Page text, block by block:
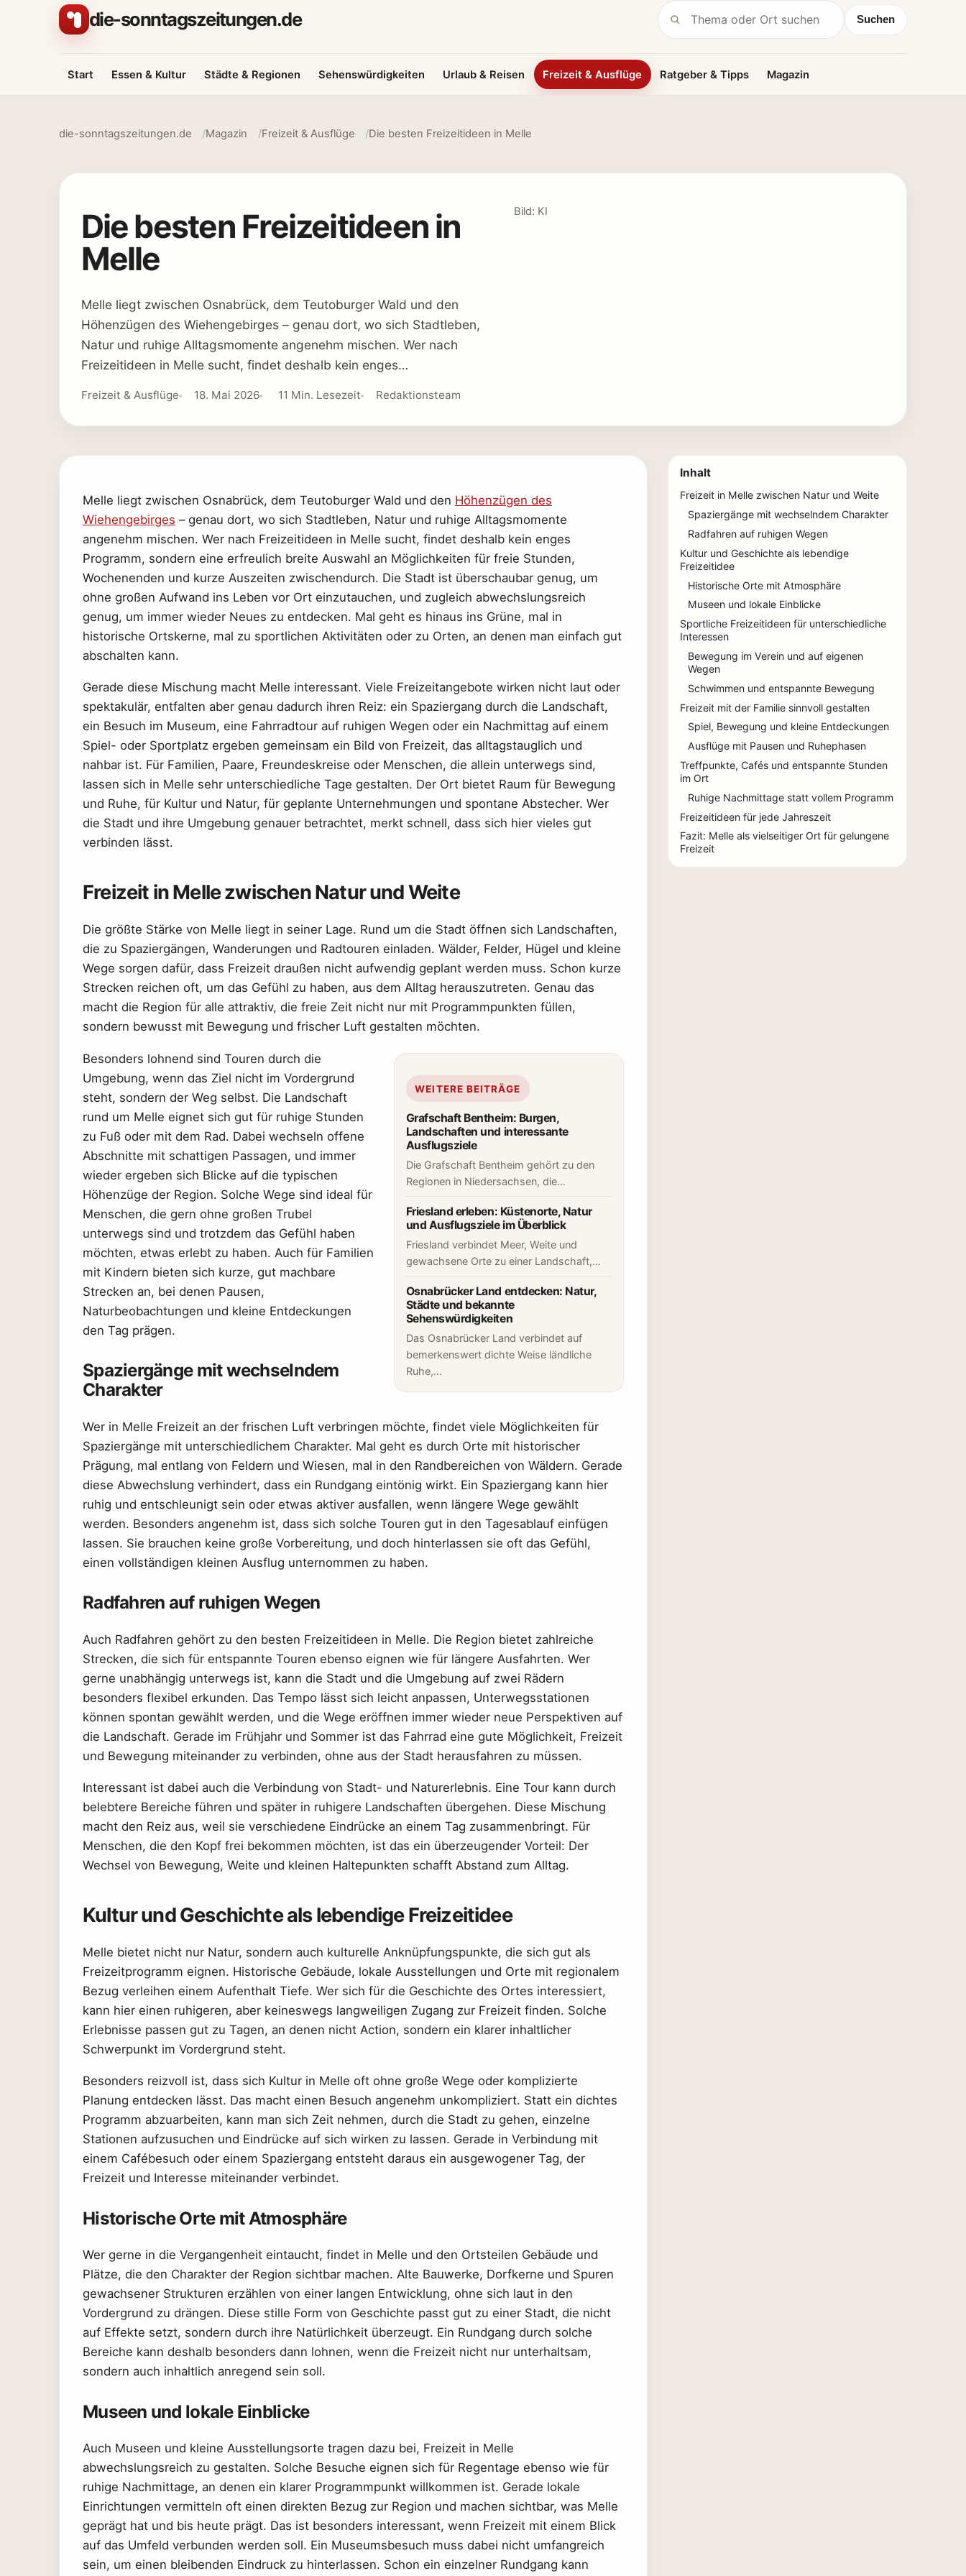
Zum Inhalt springendie-sonntagszeitungen.de Suche nach:
Suchen
Start Essen & Kultur Städte & Regionen Sehenswürdigkeiten Urlaub & Reisen Freizeit & Ausflüge Ratgeber & Tipps Magazin
die-sonntagszeitungen.de Magazin Freizeit & Ausflüge Die besten Freizeitideen in Melle
Die besten Freizeitideen in
Melle
Melle liegt zwischen Osnabrück, dem Teutoburger Wald und den
Höhenzügen des Wiehengebirges – genau dort, wo sich Stadtleben,
Natur und ruhige Alltagsmomente angenehm mischen. Wer nach
Freizeitideen in Melle sucht, findet deshalb kein enges…
Freizeit & Ausflüge 18. Mai 2026 11 Min. Lesezeit Redaktionsteam
Bild: KI
Melle liegt zwischen Osnabrück, dem Teutoburger Wald und den Höhenzügen des
Wiehengebirges – genau dort, wo sich Stadtleben, Natur und ruhige Alltagsmomente
angenehm mischen. Wer nach Freizeitideen in Melle sucht, findet deshalb kein enges
Programm, sondern eine erfreulich breite Auswahl an Möglichkeiten für freie Stunden,
Wochenenden und kurze Auszeiten zwischendurch. Die Stadt ist überschaubar genug, um
ohne großen Aufwand ins Leben vor Ort einzutauchen, und zugleich abwechslungsreich
genug, um immer wieder Neues zu entdecken. Mal geht es hinaus ins Grüne, mal in
historische Ortskerne, mal zu sportlichen Aktivitäten oder zu Orten, an denen man einfach gut
abschalten kann.
Gerade diese Mischung macht Melle interessant. Viele Freizeitangebote wirken nicht laut oder
spektakulär, entfalten aber genau dadurch ihren Reiz: ein Spaziergang durch die Landschaft,
ein Besuch im Museum, eine Fahrradtour auf ruhigen Wegen oder ein Nachmittag auf einem
Spiel- oder Sportplatz ergeben gemeinsam ein Bild von Freizeit, das alltagstauglich und
nahbar ist. Für Familien, Paare, Freundeskreise oder Menschen, die allein unterwegs sind,
lassen sich in Melle sehr unterschiedliche Tage gestalten. Der Ort bietet Raum für Bewegung
und Ruhe, für Kultur und Natur, für geplante Unternehmungen und spontane Abstecher. Wer
die Stadt und ihre Umgebung genauer betrachtet, merkt schnell, dass sich hier vieles gut
verbinden lässt.
Freizeit in Melle zwischen Natur und Weite
Die größte Stärke von Melle liegt in seiner Lage. Rund um die Stadt öffnen sich Landschaften,
die zu Spaziergängen, Wanderungen und Radtouren einladen. Wälder, Felder, Hügel und kleine
Wege sorgen dafür, dass Freizeit draußen nicht aufwendig geplant werden muss. Schon kurze
Strecken reichen oft, um das Gefühl zu haben, aus dem Alltag herauszutreten. Genau das
macht die Region für alle attraktiv, die freie Zeit nicht nur mit Programmpunkten füllen,
sondern bewusst mit Bewegung und frischer Luft gestalten möchten.
WEITERE BEITRÄGE
Grafschaft Bentheim: Burgen,
Landschaften und interessante
Ausflugsziele
Die Grafschaft Bentheim gehört zu den
Regionen in Niedersachsen, die…
Friesland erleben: Küstenorte, Natur
und Ausflugsziele im Überblick
Friesland verbindet Meer, Weite und
gewachsene Orte zu einer Landschaft,…
Osnabrücker Land entdecken: Natur,
Städte und bekannte
Sehenswürdigkeiten
Das Osnabrücker Land verbindet auf
bemerkenswert dichte Weise ländliche
Ruhe,…
Besonders lohnend sind Touren durch die
Umgebung, wenn das Ziel nicht im Vordergrund
steht, sondern der Weg selbst. Die Landschaft
rund um Melle eignet sich gut für ruhige Stunden
zu Fuß oder mit dem Rad. Dabei wechseln offene
Abschnitte mit schattigen Passagen, und immer
wieder ergeben sich Blicke auf die typischen
Höhenzüge der Region. Solche Wege sind ideal für
Menschen, die gern ohne großen Trubel
unterwegs sind und trotzdem das Gefühl haben
möchten, etwas erlebt zu haben. Auch für Familien
mit Kindern bieten sich kurze, gut machbare
Strecken an, bei denen Pausen,
Naturbeobachtungen und kleine Entdeckungen
den Tag prägen.
Spaziergänge mit wechselndem
Charakter
Wer in Melle Freizeit an der frischen Luft verbringen möchte, findet viele Möglichkeiten für
Spaziergänge mit unterschiedlichem Charakter. Mal geht es durch Orte mit historischer
Prägung, mal entlang von Feldern und Wiesen, mal in den Randbereichen von Wäldern. Gerade
diese Abwechslung verhindert, dass ein Rundgang eintönig wirkt. Ein Spaziergang kann hier
ruhig und entschleunigt sein oder etwas aktiver ausfallen, wenn längere Wege gewählt
werden. Besonders angenehm ist, dass sich solche Touren gut in den Tagesablauf einfügen
lassen. Sie brauchen keine große Vorbereitung, und doch hinterlassen sie oft das Gefühl,
einen vollständigen kleinen Ausflug unternommen zu haben.
Radfahren auf ruhigen Wegen
Auch Radfahren gehört zu den besten Freizeitideen in Melle. Die Region bietet zahlreiche
Strecken, die sich für entspannte Touren ebenso eignen wie für längere Ausfahrten. Wer
gerne unabhängig unterwegs ist, kann die Stadt und die Umgebung auf zwei Rädern
besonders flexibel erkunden. Das Tempo lässt sich leicht anpassen, Unterwegsstationen
können spontan gewählt werden, und die Wege eröffnen immer wieder neue Perspektiven auf
die Landschaft. Gerade im Frühjahr und Sommer ist das Fahrrad eine gute Möglichkeit, Freizeit
und Bewegung miteinander zu verbinden, ohne aus der Stadt herausfahren zu müssen.
Interessant ist dabei auch die Verbindung von Stadt- und Naturerlebnis. Eine Tour kann durch
belebtere Bereiche führen und später in ruhigere Landschaften übergehen. Diese Mischung
macht den Reiz aus, weil sie verschiedene Eindrücke an einem Tag zusammenbringt. Für
Menschen, die den Kopf frei bekommen möchten, ist das ein überzeugender Vorteil: Der
Wechsel von Bewegung, Weite und kleinen Haltepunkten schafft Abstand zum Alltag.
Kultur und Geschichte als lebendige Freizeitidee
Melle bietet nicht nur Natur, sondern auch kulturelle Anknüpfungspunkte, die sich gut als
Freizeitprogramm eignen. Historische Gebäude, lokale Ausstellungen und Orte mit regionalem
Bezug verleihen einem Aufenthalt Tiefe. Wer sich für die Geschichte des Ortes interessiert,
kann hier einen ruhigeren, aber keineswegs langweiligen Zugang zur Freizeit finden. Solche
Erlebnisse passen gut zu Tagen, an denen nicht Action, sondern ein klarer inhaltlicher
Schwerpunkt im Vordergrund steht.
Besonders reizvoll ist, dass sich Kultur in Melle oft ohne große Wege oder komplizierte
Planung entdecken lässt. Das macht einen Besuch angenehm unkompliziert. Statt ein dichtes
Programm abzuarbeiten, kann man sich Zeit nehmen, durch die Stadt zu gehen, einzelne
Stationen aufzusuchen und Eindrücke auf sich wirken zu lassen. Gerade in Verbindung mit
einem Cafébesuch oder einem Spaziergang entsteht daraus ein ausgewogener Tag, der
Freizeit und Interesse miteinander verbindet.
Historische Orte mit Atmosphäre
Wer gerne in die Vergangenheit eintaucht, findet in Melle und den Ortsteilen Gebäude und
Plätze, die den Charakter der Region sichtbar machen. Alte Bauwerke, Dorfkerne und Spuren
gewachsener Strukturen erzählen von einer langen Entwicklung, ohne sich laut in den
Vordergrund zu drängen. Diese stille Form von Geschichte passt gut zu einer Stadt, die nicht
auf Effekte setzt, sondern durch ihre Natürlichkeit überzeugt. Ein Rundgang durch solche
Bereiche kann deshalb besonders dann lohnen, wenn die Freizeit nicht nur unterhaltsam,
sondern auch inhaltlich anregend sein soll.
Museen und lokale Einblicke
Auch Museen und kleine Ausstellungsorte tragen dazu bei, Freizeit in Melle
abwechslungsreich zu gestalten. Solche Besuche eignen sich für Regentage ebenso wie für
ruhige Nachmittage, an denen ein klarer Programmpunkt willkommen ist. Gerade lokale
Einrichtungen vermitteln oft einen direkten Bezug zur Region und machen sichtbar, was Melle
geprägt hat und bis heute prägt. Das ist besonders interessant, wenn Freizeit mit einem Blick
auf das Umfeld verbunden werden soll. Ein Museumsbesuch muss dabei nicht umfangreich
sein, um einen bleibenden Eindruck zu hinterlassen. Schon ein einzelner Rundgang kann
Inhalt
Freizeit in Melle zwischen Natur und Weite
Spaziergänge mit wechselndem Charakter
Radfahren auf ruhigen Wegen
Kultur und Geschichte als lebendige
Freizeitidee
Historische Orte mit Atmosphäre
Museen und lokale Einblicke
Sportliche Freizeitideen für unterschiedliche
Interessen
Bewegung im Verein und auf eigenen
Wegen
Schwimmen und entspannte Bewegung
Freizeit mit der Familie sinnvoll gestalten
Spiel, Bewegung und kleine Entdeckungen
Ausflüge mit Pausen und Ruhephasen
Treffpunkte, Cafés und entspannte Stunden
im Ort
Ruhige Nachmittage statt vollem Programm
Freizeitideen für jede Jahreszeit
Fazit: Melle als vielseitiger Ort für gelungene
Freizeit